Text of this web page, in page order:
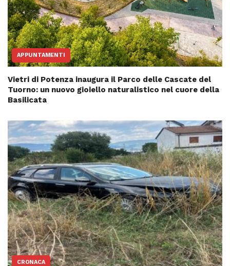
APPUNTAMENTI
Vietri di Potenza inaugura il Parco delle Cascate del
Tuorno: un nuovo gioiello naturalistico nel cuore della
Basilicata
CRONACA